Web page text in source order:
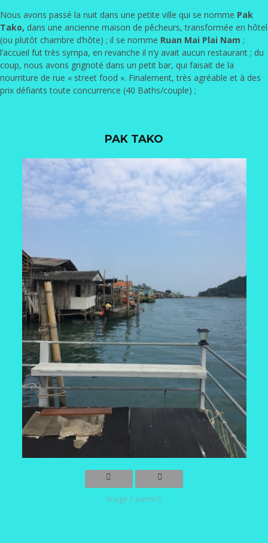
Nous avons passé la nuit dans une petite ville qui se nomme Pak
Tako, dans une ancienne maison de pêcheurs, transformée en hôtel
(ou plutôt chambre d’hôte) ; il se nomme Ruan Mai Plai Nam ;
l’accueil fut très sympa, en revanche il n’y avait aucun restaurant ; du
coup, nous avons grignoté dans un petit bar, qui faisait de la
nourriture de rue « street food ». Finalement, très agréable et à des
prix défiants toute concurrence (40 Baths/couple) ;
PAK TAKO
Image 1 parmi 5